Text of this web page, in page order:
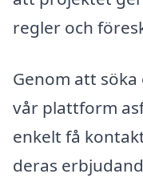
regler och
Genom att
vår plattform
enkelt få
deras